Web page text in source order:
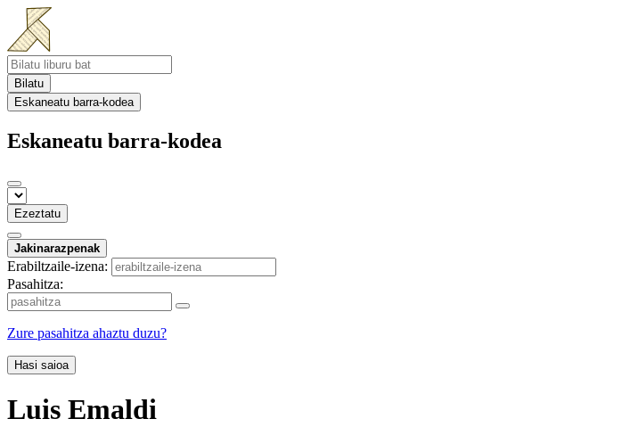
Bilatu
Eskaneatu barra-kodea
Eskaneatu barra-kodea
Ezeztatu
Jakinarazpenak
Erabiltzaile-izena:
Pasahitza:
Zure pasahitza ahaztu duzu?
Hasi saioa
Luis Emaldi